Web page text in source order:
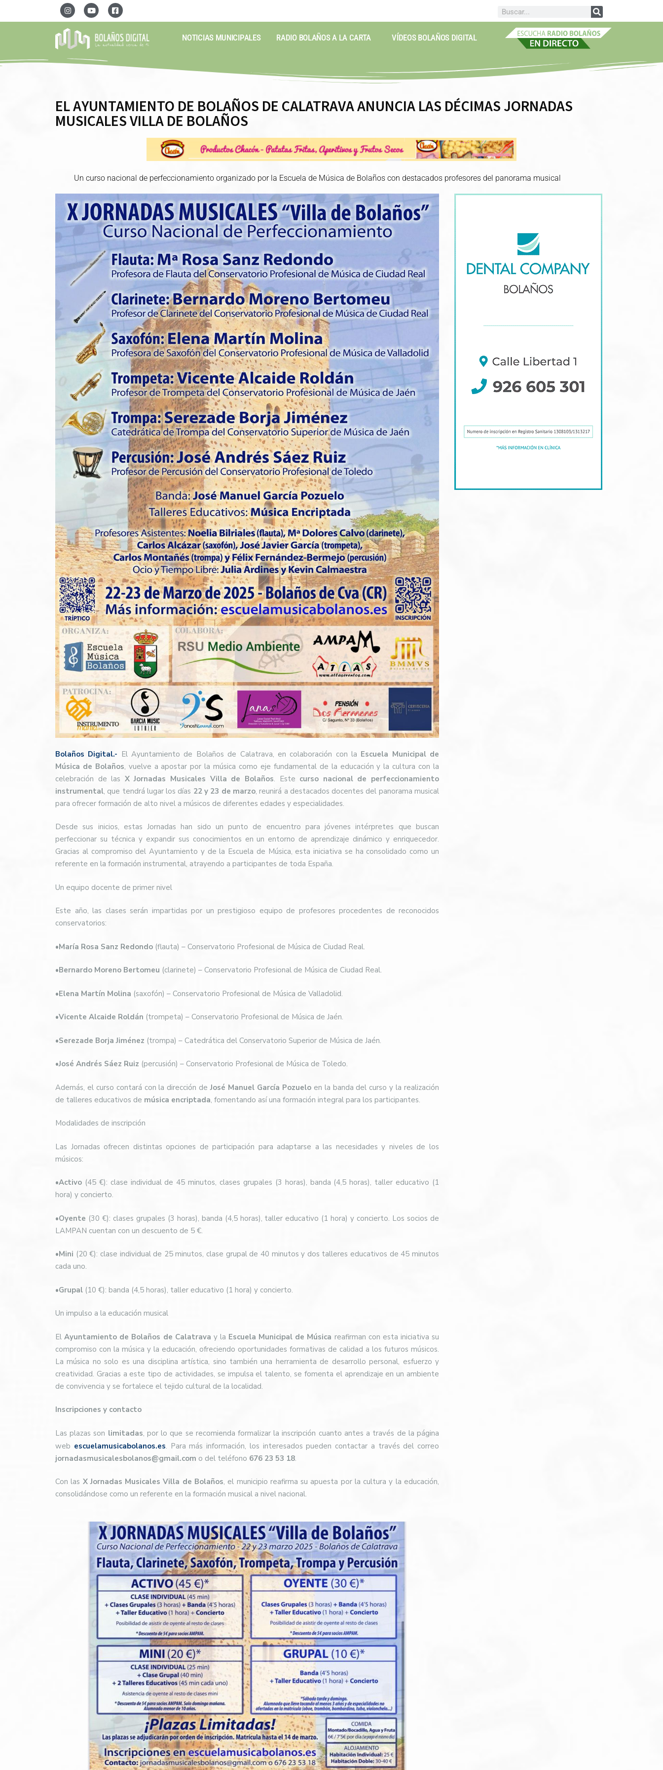
NOTICIAS MUNICIPALES RADIO BOLAÑOS A LA CARTA VÍDEOS BOLAÑOS DIGITAL
EL AYUNTAMIENTO DE BOLAÑOS DE CALATRAVA ANUNCIA LAS DÉCIMAS JORNADAS
MUSICALES VILLA DE BOLAÑOS
Un curso nacional de perfeccionamiento organizado por la Escuela de Música de Bolaños con destacados profesores del panorama musical
Bolaños Digital.- El Ayuntamiento de Bolaños de Calatrava, en colaboración con la Escuela Municipal de
Música de Bolaños, vuelve a apostar por la música como eje fundamental de la educación y la cultura con la
celebración de las X Jornadas Musicales Villa de Bolaños. Este curso nacional de perfeccionamiento
instrumental, que tendrá lugar los días 22 y 23 de marzo, reunirá a destacados docentes del panorama musical
para ofrecer formación de alto nivel a músicos de diferentes edades y especialidades.
Desde sus inicios, estas Jornadas han sido un punto de encuentro para jóvenes intérpretes que buscan
perfeccionar su técnica y expandir sus conocimientos en un entorno de aprendizaje dinámico y enriquecedor.
Gracias al compromiso del Ayuntamiento y de la Escuela de Música, esta iniciativa se ha consolidado como un
referente en la formación instrumental, atrayendo a participantes de toda España.
Un equipo docente de primer nivel
Este año, las clases serán impartidas por un prestigioso equipo de profesores procedentes de reconocidos
conservatorios:
•María Rosa Sanz Redondo (flauta) – Conservatorio Profesional de Música de Ciudad Real.
•Bernardo Moreno Bertomeu (clarinete) – Conservatorio Profesional de Música de Ciudad Real.
•Elena Martín Molina (saxofón) – Conservatorio Profesional de Música de Valladolid.
•Vicente Alcaide Roldán (trompeta) – Conservatorio Profesional de Música de Jaén.
•Serezade Borja Jiménez (trompa) – Catedrática del Conservatorio Superior de Música de Jaén.
•José Andrés Sáez Ruiz (percusión) – Conservatorio Profesional de Música de Toledo.
Además, el curso contará con la dirección deJosé Manuel García Pozueloen la banda del curso y la realización
de talleres educativos de música encriptada, fomentando así una formación integral para los participantes.
Modalidades de inscripción
Las Jornadas ofrecen distintas opciones de participación para adaptarse a las necesidades y niveles de los
músicos:
•Activo (45 €): clase individual de 45 minutos, clases grupales (3 horas), banda (4,5 horas), taller educativo (1
hora) y concierto.
•Oyente (30 €): clases grupales (3 horas), banda (4,5 horas), taller educativo (1 hora) y concierto. Los socios de
LAMPAN cuentan con un descuento de 5 €.
•Mini (20 €): clase individual de 25 minutos, clase grupal de 40 minutos y dos talleres educativos de 45 minutos
cada uno.
•Grupal (10 €): banda (4,5 horas), taller educativo (1 hora) y concierto.
Un impulso a la educación musical
ElAyuntamiento de Bolaños de Calatrava y la Escuela Municipal de Música reafirman con esta iniciativa su
compromiso con la música y la educación, ofreciendo oportunidades formativas de calidad a los futuros músicos.
La música no solo es una disciplina artística, sino también una herramienta de desarrollo personal, esfuerzo y
creatividad. Gracias a este tipo de actividades, se impulsa el talento, se fomenta el aprendizaje en un ambiente
de convivencia y se fortalece el tejido cultural de la localidad.
Inscripciones y contacto
Las plazas son limitadas, por lo que se recomienda formalizar la inscripción cuanto antes a través de la página
web escuelamusicabolanos.es. Para más información, los interesados pueden contactar a través del correo
jornadasmusicalesbolanos@gmail.com o del teléfono 676 23 53 18.
Con las X Jornadas Musicales Villa de Bolaños, el municipio reafirma su apuesta por la cultura y la educación,
consolidándose como un referente en la formación musical a nivel nacional.